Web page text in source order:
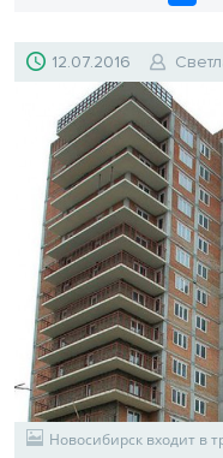
12.07.2016
Новосибирск входит в